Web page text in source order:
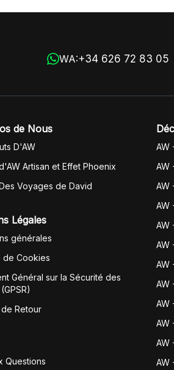
WA:+34 626 72 83 05
de Nous
D'AW
Artisan et Effet Phoenix
Voyages de David
Légales
générales
de Cookies
Général sur la Sécurité des
Retour
Questions
AW
AW
AW
AW
AW
AW
AW
AW
AW
AW
AW
AW